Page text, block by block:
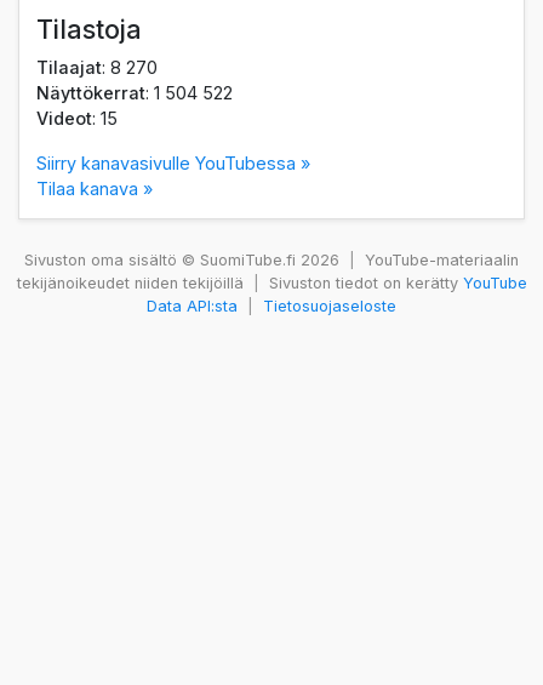
Tilastoja
Tilaajat: 8 270
Näyttökerrat: 1 504 522
Videot: 15
Siirry kanavasivulle YouTubessa »
Tilaa kanava »
Sivuston oma sisältö © SuomiTube.fi 2026
YouTube-materiaalin
tekijänoikeudet niiden tekijöillä
Sivuston tiedot on kerätty YouTube
Data API:sta
Tietosuojaseloste